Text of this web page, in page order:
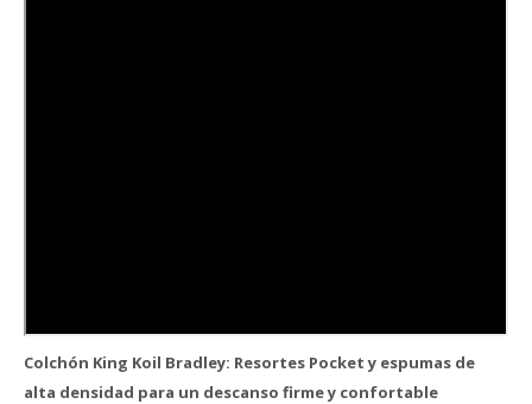
Colchón King Koil Bradley: Resortes Pocket y espumas de
alta densidad para un descanso firme y confortable